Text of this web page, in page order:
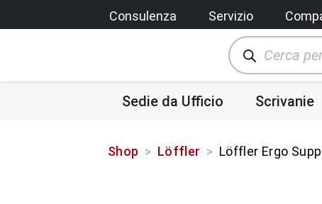
Consulenza Servizio
Sedie da Ufficio Scrivanie
Shop > Löffler > Löffler Ergo